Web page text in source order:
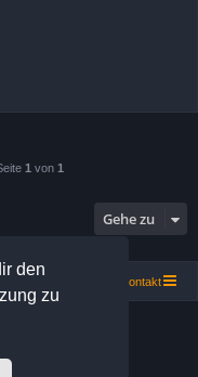
den
zu
1 von 1
Gehe zu
Kontakt
© phpBB Limited